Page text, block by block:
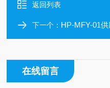
返回列表
下一个： HP-MFY-01供应
在线留言